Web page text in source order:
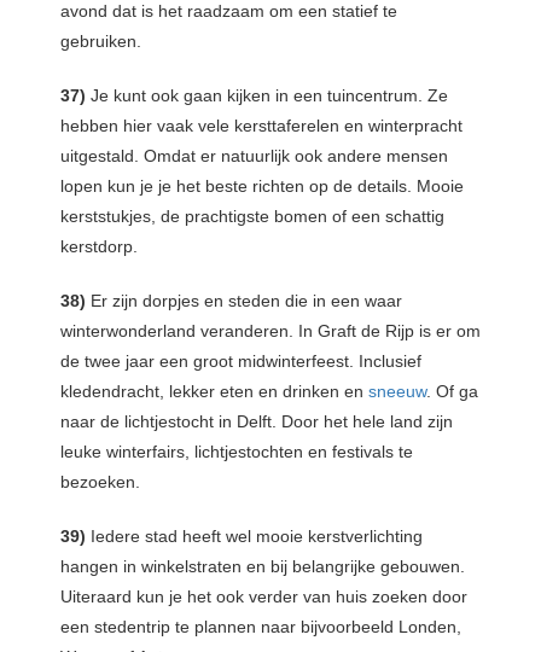
avond dat is het raadzaam om een statief te
gebruiken.
37) Je kunt ook gaan kijken in een tuincentrum. Ze
hebben hier vaak vele kersttaferelen en winterpracht
uitgestald. Omdat er natuurlijk ook andere mensen
lopen kun je je het beste richten op de details. Mooie
kerststukjes, de prachtigste bomen of een schattig
kerstdorp.
38) Er zijn dorpjes en steden die in een waar
winterwonderland veranderen. In Graft de Rijp is er om
de twee jaar een groot midwinterfeest. Inclusief
kledendracht, lekker eten en drinken en sneeuw. Of ga
naar de lichtjestocht in Delft. Door het hele land zijn
leuke winterfairs, lichtjestochten en festivals te
bezoeken.
39) Iedere stad heeft wel mooie kerstverlichting
hangen in winkelstraten en bij belangrijke gebouwen.
Uiteraard kun je het ook verder van huis zoeken door
een stedentrip te plannen naar bijvoorbeeld Londen,